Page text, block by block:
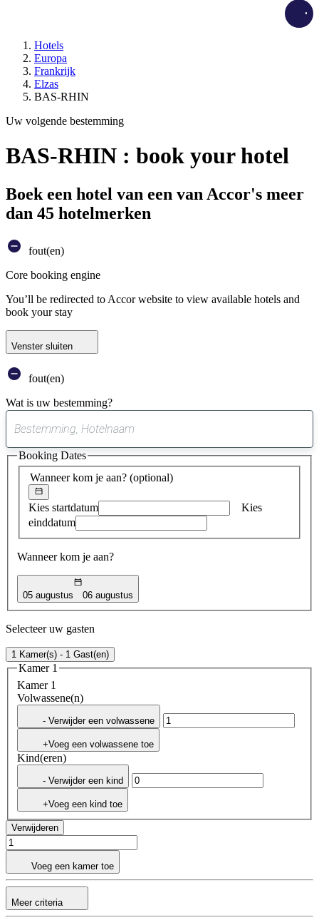
Hotels
Europa
Frankrijk
Elzas
BAS-RHIN
Uw volgende bestemming
BAS-RHIN : book your hotel
Boek een hotel van een van Accor's meer
dan 45 hotelmerken
fout(en)
Core booking engine
You’ll be redirected to Accor website to view available hotels and
book your stay
Venster sluiten
fout(en)
Wat is uw bestemming?
suggestie
gevonden
Wanneer kom je aan? (optional)
Kies startdatum
Kies
einddatum
Wanneer kom je aan?
05 augustus 06 augustus
Booking Dates
Selecteer uw gasten
1 Kamer(s) - 1 Gast(en)
Kamer 1
Kamer 1
Volwassene(n)
- Verwijder een volwassene
+Voeg een volwassene toe
Kind(eren)
- Verwijder een kind
+Voeg een kind toe
Verwijderen
Voeg een kamer toe
Meer criteria